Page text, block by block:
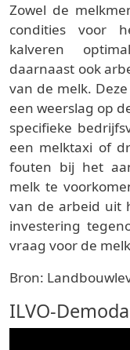
Zowel de
condities voor
kalveren
daarnaast ook
van de melk.
een weerslag op
specifieke
een melktaxi of
fouten bij het
melk te
van de arbeid uit
investering
vraag voor de
Bron:
ILVO-